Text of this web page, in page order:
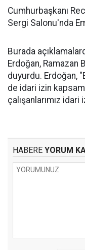
Cumhurbaşkanı
Sergi Salonu'nda
Burada
Erdoğan, Ramazan
duyurdu. Erdoğan,
de idari izin
çalışanlarımız
HABERE YORUM